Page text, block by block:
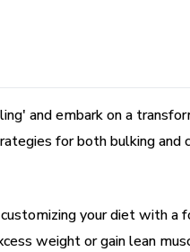
and embark on a
for both bulking
your diet with a
weight or gain lean